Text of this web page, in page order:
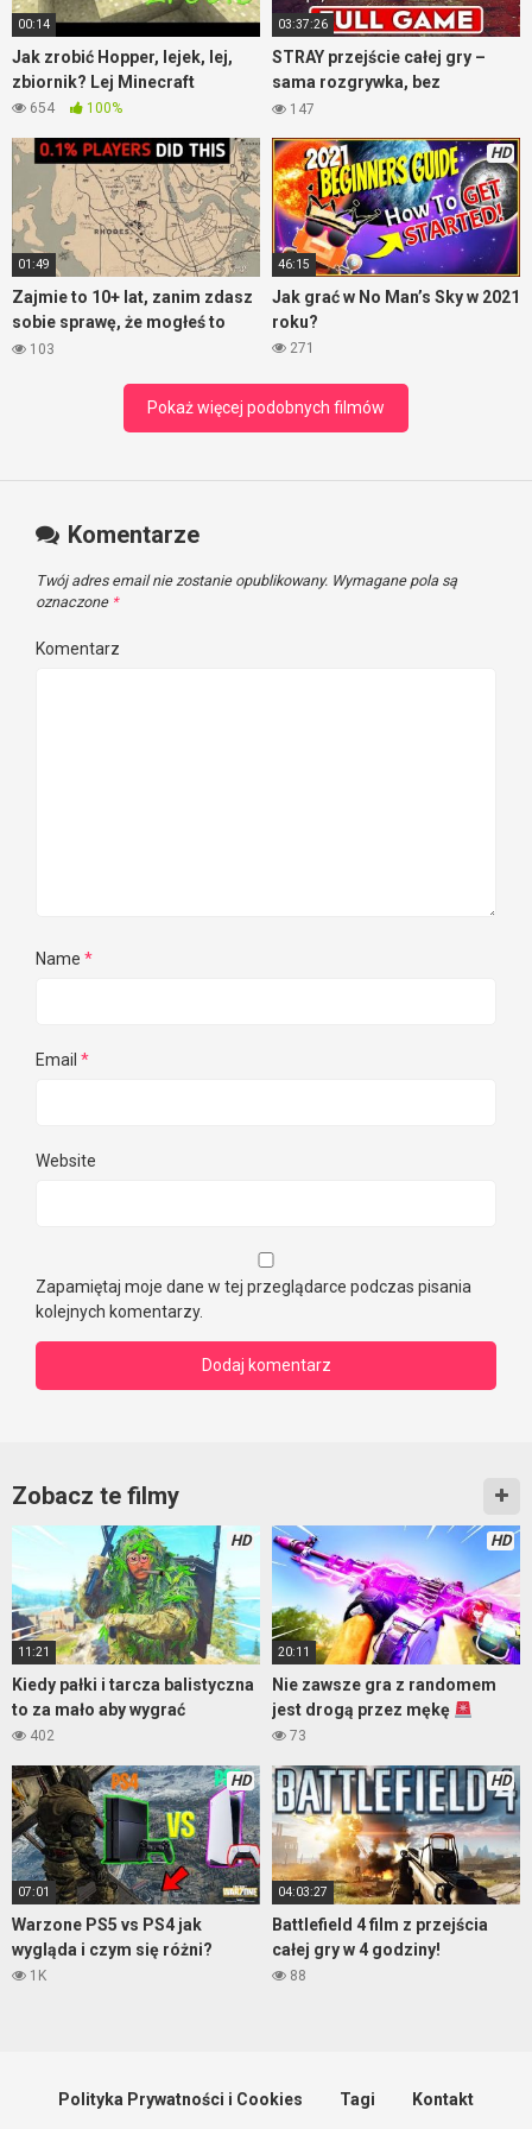
00:14
Jak zrobić Hopper, lejek, lej,
zbiornik? Lej Minecraft
654 100%
03:37:26
STRAY przejście całej gry –
sama rozgrywka, bez
komentarza
147
01:49
Zajmie to 10+ lat, zanim zdasz
sobie sprawę, że mogłeś to
zrobić – RDR2
103
HD
46:15
Jak grać w No Man’s Sky w 2021
roku?
271
Pokaż więcej podobnych filmów
Komentarze
Twój adres email nie zostanie opublikowany. Wymagane pola są
oznaczone *
Komentarz
Name *
Email *
Website
Zapamiętaj moje dane w tej przeglądarce podczas pisania
kolejnych komentarzy.
Zobacz te filmy
HD
11:21
Kiedy pałki i tarcza balistyczna
to za mało aby wygrać
402
HD
20:11
Nie zawsze gra z randomem
jest drogą przez mękę
73
HD
07:01
Warzone PS5 vs PS4 jak
wygląda i czym się różni?
1K
HD
04:03:27
Battlefield 4 film z przejścia
całej gry w 4 godziny!
88
Polityka Prywatności i Cookies Tagi Kontakt